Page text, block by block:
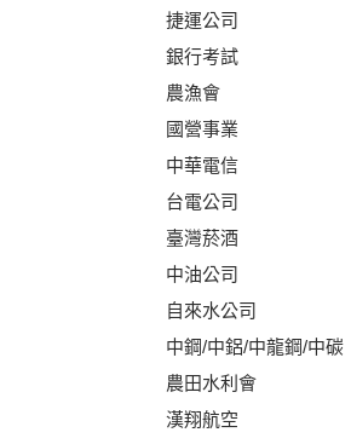
捷運公司
銀行考試
農漁會
國營事業
中華電信
台電公司
臺灣菸酒
中油公司
自來水公司
中鋼/中鋁/中龍鋼/中碳
農田水利會
漢翔航空